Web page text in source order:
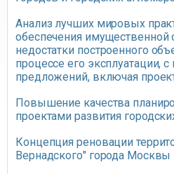
Анализ лучших мировых
обеспечения имущественной
недостатки построенного
процессе его эксплуатации,
предложений, включая
Повышение качества
проектами развития
Концепция реновации
Вернадского" города Москвы